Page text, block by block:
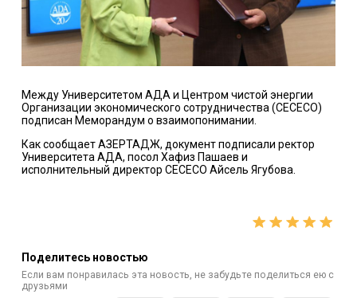
Между Университетом AДA и Центром чистой энергии
Организации экономического сотрудничества (CECECO)
подписан Меморандум о взаимопонимании.
Как сообщает АЗЕРТАДЖ, документ подписали ректор
Университета AДA, посол Хафиз Пашаев и
исполнительный директор CECECO Айсель Ягубова.
Поделитесь новостью
Если вам понравилась эта новость, не забудьте поделиться ею с
друзьями